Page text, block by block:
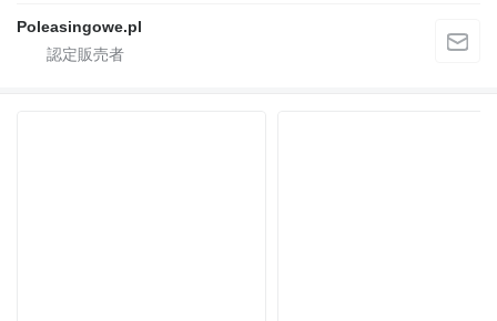
Poleasingowe.pl